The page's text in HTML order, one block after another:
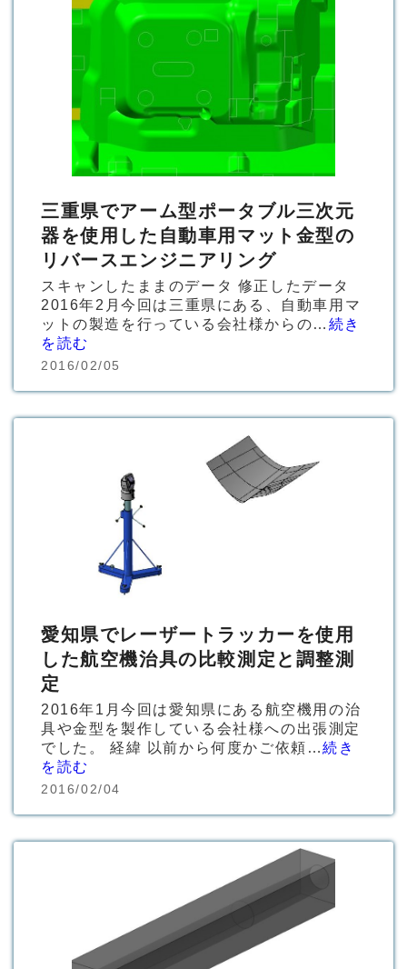
三重県でアーム型ポータブル三次元
器を使用した自動車用マット金型の
リバースエンジニアリング
スキャンしたままのデータ 修正したデータ
2016年2月今回は三重県にある、自動車用マ
ットの製造を行っている会社様からの… 続き
を読む
2016/02/05
愛知県でレーザートラッカーを使用
した航空機治具の比較測定と調整測
定
2016年1月今回は愛知県にある航空機用の治
具や金型を製作している会社様への出張測定
でした。 経緯 以前から何度かご依頼…続き
を読む
2016/02/04